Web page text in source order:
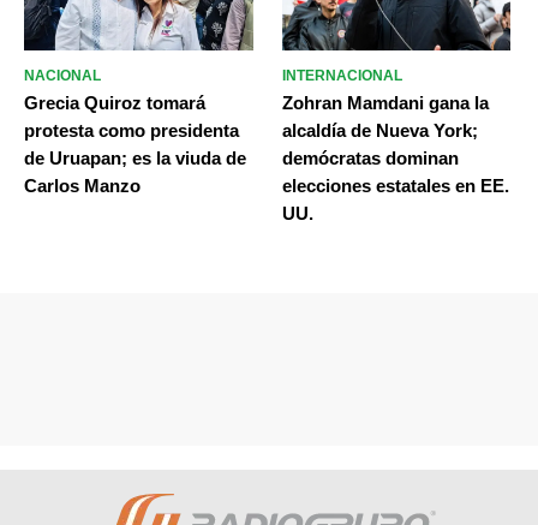
NACIONAL
Grecia Quiroz tomará
protesta como presidenta
de Uruapan; es la viuda de
Carlos Manzo
INTERNACIONAL
Zohran Mamdani gana la
alcaldía de Nueva York;
demócratas dominan
elecciones estatales en EE.
UU.